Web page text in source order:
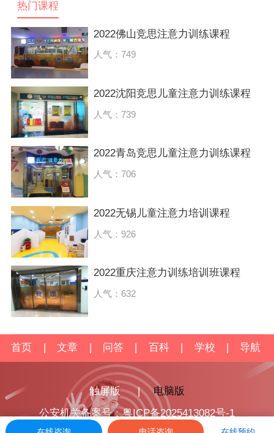
热门课程
2022佛山竞思注意力训练课程
人气：749
2022沈阳竞思儿童注意力训练课程
人气：739
2022青岛竞思儿童注意力训练课程
人气：706
2022无锡儿童注意力培训课程
人气：926
2022重庆注意力训练培训班课程
人气：632
首页 文章 问答 百科 学校 导航
触屏版 |
电脑版
公安机关备案号：粤ICP备2025413082号-1